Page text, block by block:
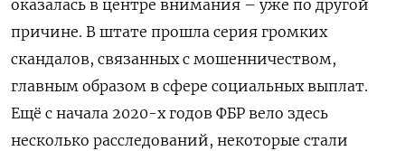
оказалась в центре внимания – уже по другой
причине. В штате прошла серия громких
скандалов, связанных с мошенничеством,
главным образом в сфере социальных выплат.
Ещё с начала 2020-х годов ФБР вело здесь
несколько расследований, некоторые стали